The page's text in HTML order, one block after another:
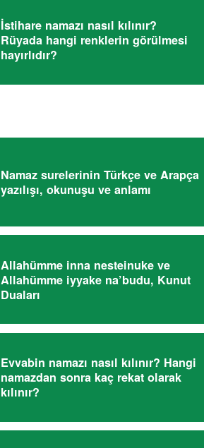
İstihare namazı nasıl kılınır?
Rüyada hangi renklerin görülmesi
hayırlıdır?
Namaz surelerinin Türkçe ve Arapça
yazılışı, okunuşu ve anlamı
Allahümme inna nesteinuke ve
Allahümme iyyake na’budu, Kunut
Duaları
Evvabin namazı nasıl kılınır? Hangi
namazdan sonra kaç rekat olarak
kılınır?